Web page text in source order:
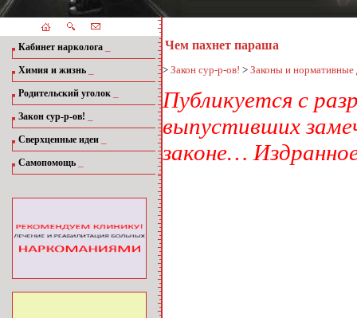
Кабинет нарколога
Химия и жизнь
Родительский уголок
Закон сур-р-ов!
Сверхценные идеи
Самопомощь
Чем пахнет параша
> Закон сур-р-ов! > Законы и
Публикуется с
выпустивших
законе…